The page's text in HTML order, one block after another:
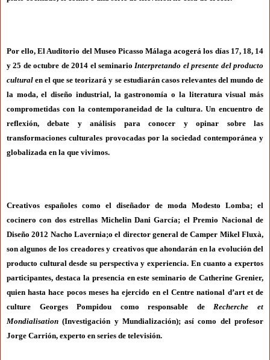
Por ello, El Auditorio del Museo Picasso Málaga acogerá los días 17, 18, 14
y 25 de octubre de 2014 el seminarioInterpretando el presente del producto
cultural en el que se teorizará y se estudiarán casos relevantes del mundo de
la moda, el diseño industrial, la gastronomía o la literatura visual más
comprometidas con la contemporaneidad de la cultura. Un encuentro de
reflexión, debate y análisis para conocer y opinar sobre las
transformaciones culturales provocadas por la sociedad contemporánea y
globalizada en la que vivimos.
Creativos españoles como el diseñador de moda Modesto Lomba; el
cocinero con dos estrellas Michelin Dani García; el Premio Nacional de
Diseño 2012 Nacho Lavernia;o el director general de Camper Mikel Fluxà,
son algunos de los creadores y creativos que ahondarán en la evolución del
producto cultural desde su perspectiva y experiencia. En cuanto a expertos
participantes, destaca la presencia en este seminario de Catherine Grenier,
quien hasta hace pocos meses ha ejercido en el Centre national d’art et de
culture Georges Pompidou como responsable deRecherche et
Mondialisation (Investigación y Mundialización); así como del profesor
Jorge Carrión, experto en series de televisión.